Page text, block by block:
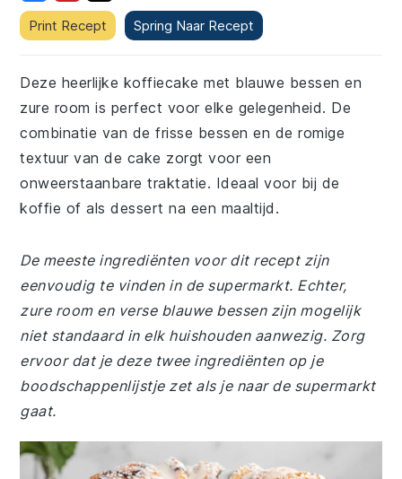
Print Recept Spring Naar Recept
Deze heerlijke koffiecake met blauwe bessen en
zure room is perfect voor elke gelegenheid. De
combinatie van de frisse bessen en de romige
textuur van de cake zorgt voor een
onweerstaanbare traktatie. Ideaal voor bij de
koffie of als dessert na een maaltijd.
De meeste ingrediënten voor dit recept zijn
eenvoudig te vinden in de supermarkt. Echter,
zure room en verse blauwe bessen zijn mogelijk
niet standaard in elk huishouden aanwezig. Zorg
ervoor dat je deze twee ingrediënten op je
boodschappenlijstje zet als je naar de supermarkt
gaat.